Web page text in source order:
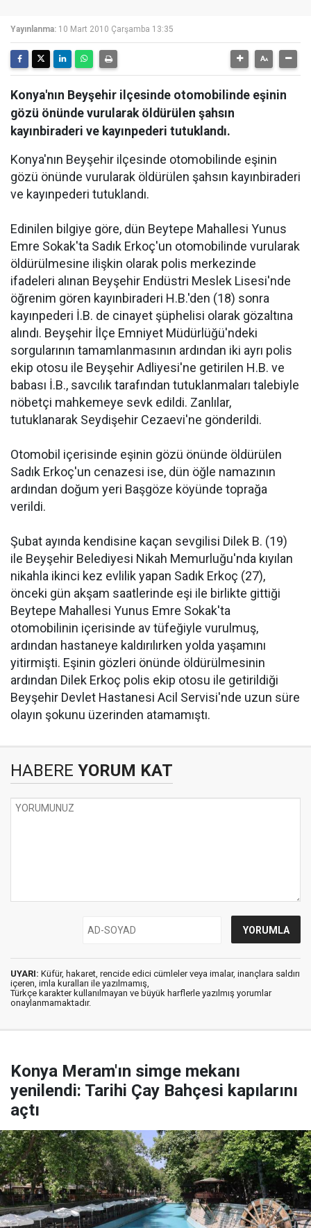
Yayınlanma: 10 Mart 2010 Çarşamba 13:35
Konya'nın Beyşehir ilçesinde otomobilinde eşinin
gözü önünde vurularak öldürülen şahsın
kayınbiraderi ve kayınpederi tutuklandı.
Konya'nın Beyşehir ilçesinde otomobilinde eşinin
gözü önünde vurularak öldürülen şahsın kayınbiraderi
ve kayınpederi tutuklandı.
Edinilen bilgiye göre, dün Beytepe Mahallesi Yunus
Emre Sokak'ta Sadık Erkoç'un otomobilinde vurularak
öldürülmesine ilişkin olarak polis merkezinde
ifadeleri alınan Beyşehir Endüstri Meslek Lisesi'nde
öğrenim gören kayınbiraderi H.B.'den (18) sonra
kayınpederi İ.B. de cinayet şüphelisi olarak gözaltına
alındı. Beyşehir İlçe Emniyet Müdürlüğü'ndeki
sorgularının tamamlanmasının ardından iki ayrı polis
ekip otosu ile Beyşehir Adliyesi'ne getirilen H.B. ve
babası İ.B., savcılık tarafından tutuklanmaları talebiyle
nöbetçi mahkemeye sevk edildi. Zanlılar,
tutuklanarak Seydişehir Cezaevi'ne gönderildi.
Otomobil içerisinde eşinin gözü önünde öldürülen
Sadık Erkoç'un cenazesi ise, dün öğle namazının
ardından doğum yeri Başgöze köyünde toprağa
verildi.
Şubat ayında kendisine kaçan sevgilisi Dilek B. (19)
ile Beyşehir Belediyesi Nikah Memurluğu'nda kıyılan
nikahla ikinci kez evlilik yapan Sadık Erkoç (27),
önceki gün akşam saatlerinde eşi ile birlikte gittiği
Beytepe Mahallesi Yunus Emre Sokak'ta
otomobilinin içerisinde av tüfeğiyle vurulmuş,
ardından hastaneye kaldırılırken yolda yaşamını
yitirmişti. Eşinin gözleri önünde öldürülmesinin
ardından Dilek Erkoç polis ekip otosu ile getirildiği
Beyşehir Devlet Hastanesi Acil Servisi'nde uzun süre
olayın şokunu üzerinden atamamıştı.
HABERE YORUM KAT
UYARI: Küfür, hakaret, rencide edici cümleler veya imalar, inançlara saldırı
içeren, imla kuralları ile yazılmamış,
Türkçe karakter kullanılmayan ve büyük harflerle yazılmış yorumlar
onaylanmamaktadır.
Konya Meram'ın simge mekanı
yenilendi: Tarihi Çay Bahçesi kapılarını
açtı